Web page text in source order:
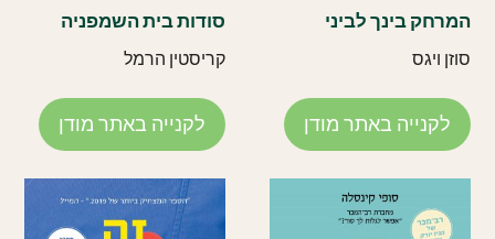
המרחק בינך לביני
סוזן ויגס
לקנייה באתר מודן
סודות בית השמפניה
קריסטין הרמל
לקנייה באתר מודן